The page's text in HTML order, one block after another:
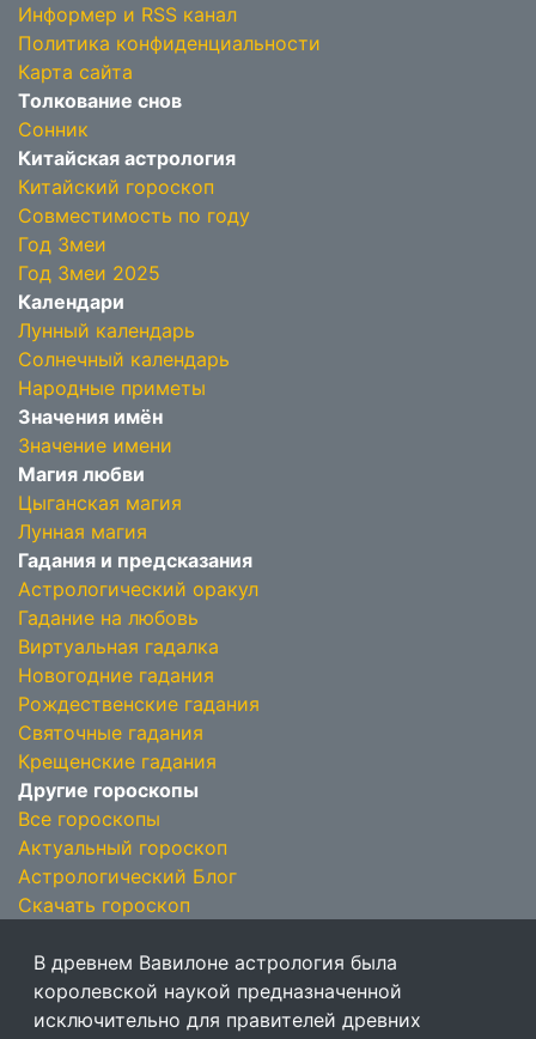
Информер и RSS канал
Политика конфиденциальности
Карта сайта
Толкование снов
Сонник
Китайская астрология
Китайский гороскоп
Совместимость по году
Год Змеи
Год Змеи 2025
Календари
Лунный календарь
Солнечный календарь
Народные приметы
Значения имён
Значение имени
Магия любви
Цыганская магия
Лунная магия
Гадания и предсказания
Астрологический оракул
Гадание на любовь
Виртуальная гадалка
Новогодние гадания
Рождественские гадания
Святочные гадания
Крещенские гадания
Другие гороскопы
Все гороскопы
Актуальный гороскоп
Астрологический Блог
Скачать гороскоп
В древнем Вавилоне астрология была
королевской наукой предназначенной
исключительно для правителей древних